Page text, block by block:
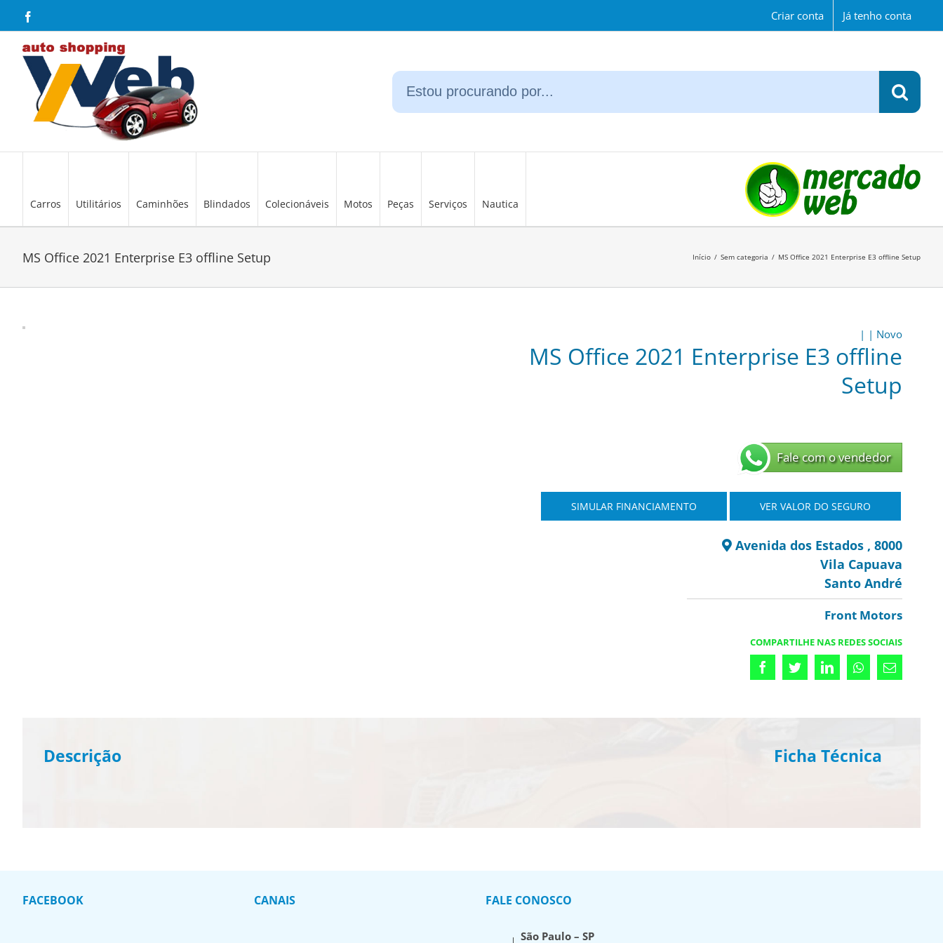
content
Criar conta Já tenho conta
Carros Utilitários Caminhões Blindados Colecionáveis Motos Peças Serviços Nautica
MS Office 2021 Enterprise E3 offline Setup Início / Sem categoria / MS Office 2021 Enterprise E3 offline Setup
| | Novo
MS Office 2021 Enterprise E3 offline
Setup
Fale com o vendedor
SIMULAR FINANCIAMENTO VER VALOR DO SEGURO
Avenida dos Estados , 8000
Vila Capuava
Santo André
Front Motors
COMPARTILHE NAS REDES SOCIAIS
FacebookTwitterLinkedInWhatsappEmail
Descrição Ficha Técnica
FACEBOOK CANAIS FALE CONOSCO
São Paulo – SP